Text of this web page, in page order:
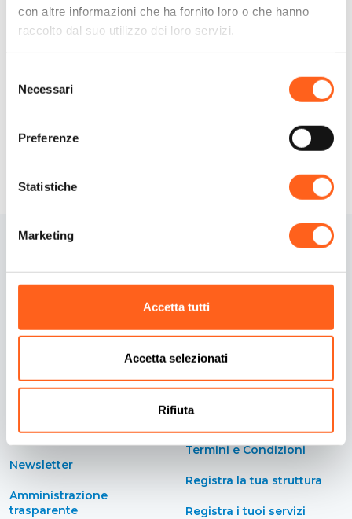
con altre informazioni che ha fornito loro o che hanno
raccolto dal suo utilizzo dei loro servizi.
delNecessari
Preferenze
Statistiche
Marketing
Accetta tutti
Accetta selezionati
Rifiuta
Prenota ora
Credits
accessibilità
Newsletter
Amministrazione
trasparente
Informativa Cookies
Preferenze cookies
Informativa privacy
Termini e Condizioni
Registra la tua struttura
Registra i tuoi servizi